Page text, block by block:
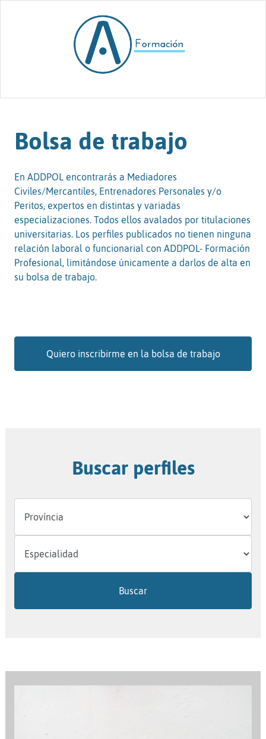
Bolsa de trabajo
En ADDPOL encontrarás a Mediadores
Civiles/Mercantiles, Entrenadores Personales y/o
Peritos, expertos en distintas y variadas
especializaciones. Todos ellos avalados por titulaciones
universitarias. Los perfiles publicados no tienen ninguna
relación laboral o funcionarial con ADDPOL- Formación
Profesional, limitándose únicamente a darlos de alta en
su bolsa de trabajo.
Quiero inscribirme en la bolsa de trabajo
Buscar perfiles
Buscar